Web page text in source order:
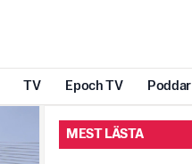
TV Epoch TV Poddar
MEST LÄSTA